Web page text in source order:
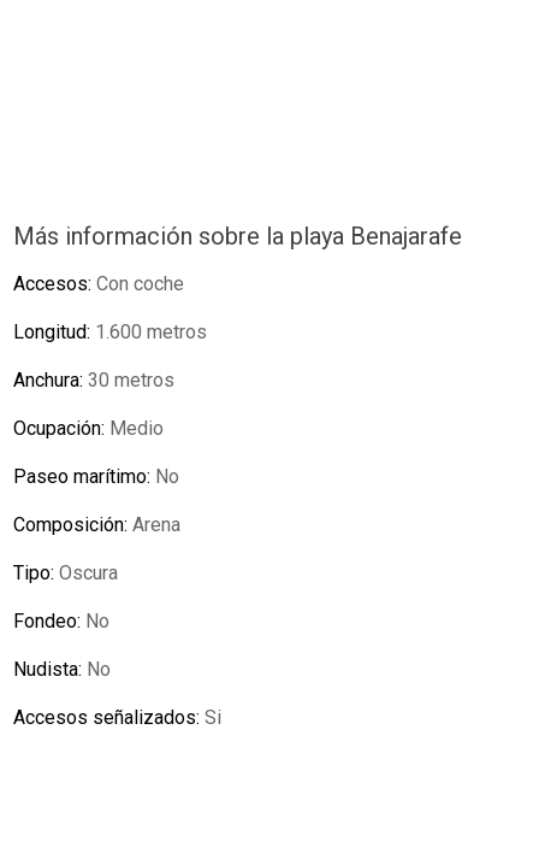
Más información sobre la playa Benajarafe
Accesos:Con coche
Longitud: 1.600 metros
Anchura:30 metros
Ocupación: Medio
Paseo marítimo: No
Composición:Arena
Tipo:Oscura
Fondeo: No
Nudista: No
Accesos señalizados:Si